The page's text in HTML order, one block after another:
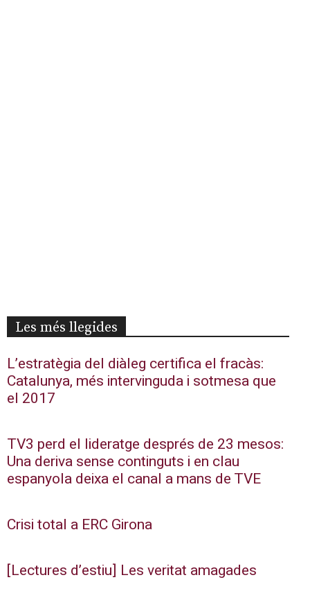
Les més llegides
L’estratègia del diàleg certifica el fracàs:
Catalunya, més intervinguda i sotmesa que
el 2017
TV3 perd el lideratge després de 23 mesos:
Una deriva sense continguts i en clau
espanyola deixa el canal a mans de TVE
Crisi total a ERC Girona
[Lectures d’estiu] Les veritat amagades